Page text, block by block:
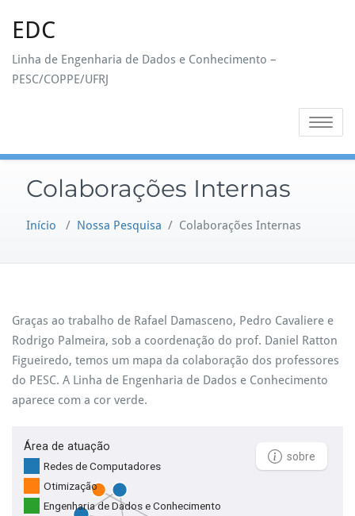
EDC
Linha de Engenharia de Dados e Conhecimento –
PESC/COPPE/UFRJ
Toggle
Colaborações Internas
Início / Nossa Pesquisa / Colaborações Internas
Graças ao trabalho de Rafael Damasceno, Pedro Cavaliere e
Rodrigo Palmeira, sob a coordenação do prof. Daniel Ratton
Figueiredo, temos um mapa da colaboração dos professores
do PESC. A Linha de Engenharia de Dados e Conhecimento
aparece com a cor verde.